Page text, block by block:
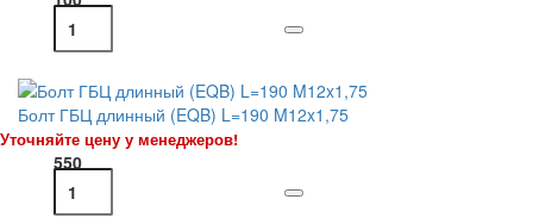
Болт ГБЦ длинный (EQB) L=190 M12x1,75
Уточняйте цену у менеджеров!
550